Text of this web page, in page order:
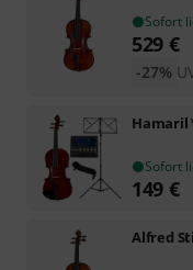
Sofort
529 €
-27%
Hamaril
Sofort
149 €
Alfred